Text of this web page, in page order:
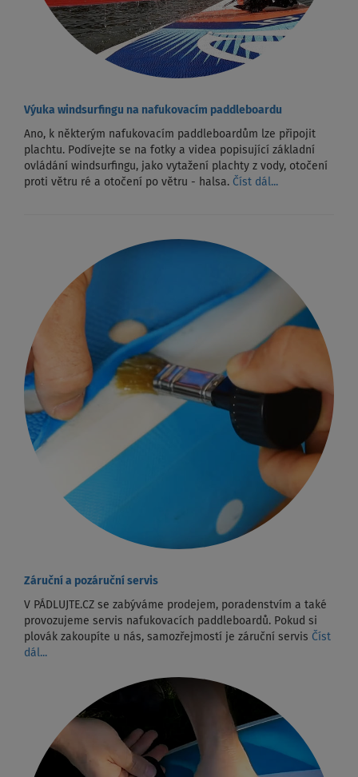
Výuka windsurfingu na nafukovacím paddleboardu
Ano, k některým nafukovacím paddleboardům lze připojit
plachtu. Podívejte se na fotky a videa popisující základní
ovládání windsurfingu, jako vytažení plachty z vody, otočení
proti větru ré a otočení po větru - halsa. Číst dál...
Záruční a pozáruční servis
V PÁDLUJTE.CZ se zabýváme prodejem, poradenstvím a také
provozujeme servis nafukovacích paddleboardů. Pokud si
plovák zakoupíte u nás, samozřejmostí je záruční servis Číst
dál...